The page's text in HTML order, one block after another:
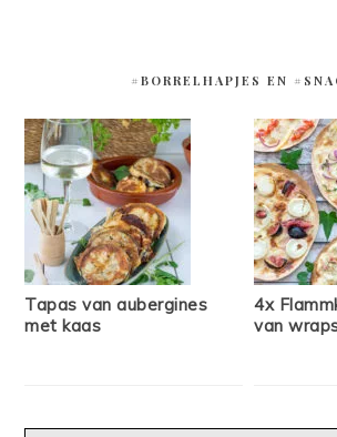
#BORRELHAPJES EN
Tapas van aubergines
met kaas
4x
van